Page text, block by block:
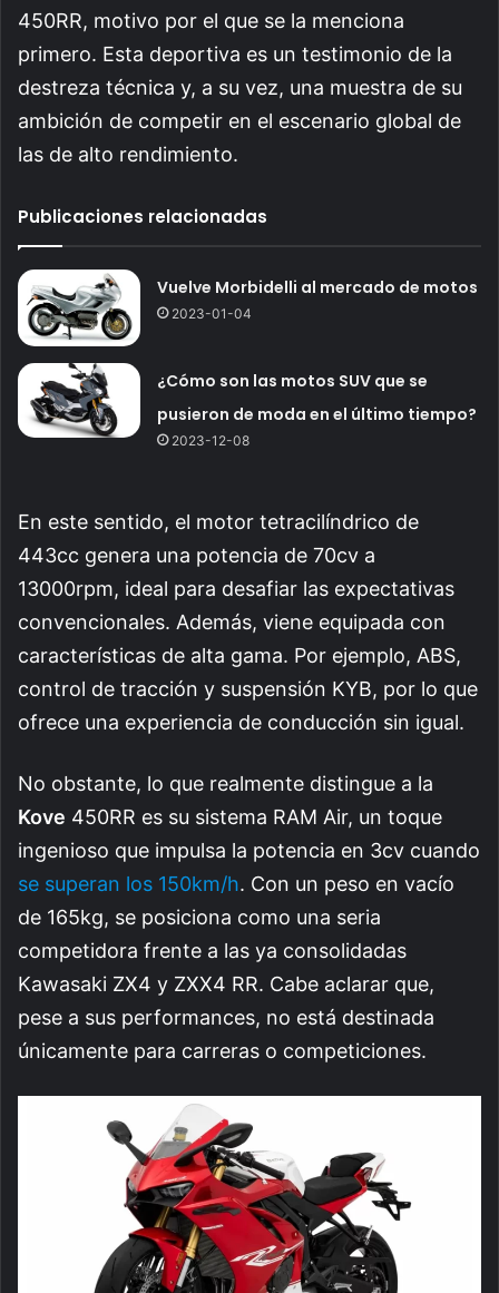
450RR, motivo por el que se la menciona
primero. Esta deportiva es un testimonio de la
destreza técnica y, a su vez, una muestra de su
ambición de competir en el escenario global de
las de alto rendimiento.
Publicaciones relacionadas
Vuelve Morbidelli al mercado de motos
2023-01-04
¿Cómo son las motos SUV que se
pusieron de moda en el último tiempo?
2023-12-08
En este sentido, el motor tetracilíndrico de
443cc genera una potencia de 70cv a
13000rpm, ideal para desafiar las expectativas
convencionales. Además, viene equipada con
características de alta gama. Por ejemplo, ABS,
control de tracción y suspensión KYB, por lo que
ofrece una experiencia de conducción sin igual.
No obstante, lo que realmente distingue a la
Kove 450RR es su sistema RAM Air, un toque
ingenioso que impulsa la potencia en 3cv cuando
se superan los 150km/h. Con un peso en vacío
de 165kg, se posiciona como una seria
competidora frente a las ya consolidadas
Kawasaki ZX4 y ZXX4 RR. Cabe aclarar que,
pese a sus performances, no está destinada
únicamente para carreras o competiciones.